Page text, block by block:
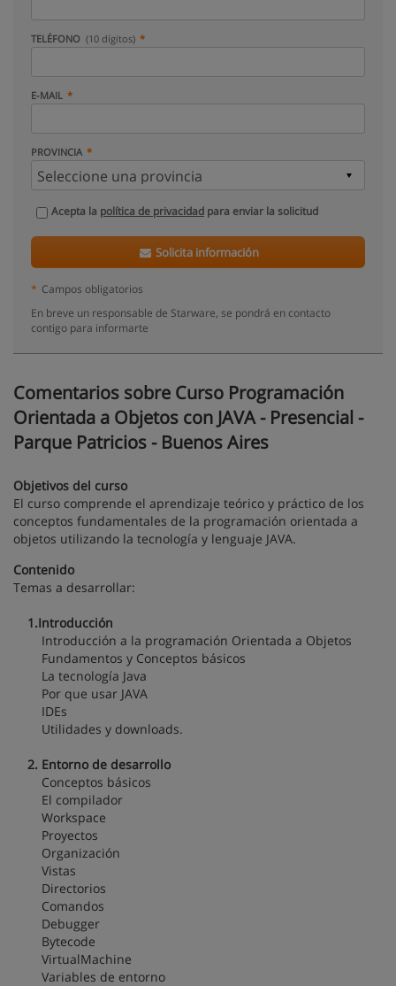
TELÉFONO (10 dígitos)
E-MAIL
PROVINCIA
Acepta la política de privacidad para enviar la solicitud
Solicita información
* Campos obligatorios
En breve un responsable de Starware, se pondrá en contacto
contigo para informarte
Comentarios sobre Curso Programación
Orientada a Objetos con JAVA - Presencial -
Parque Patricios - Buenos Aires
Objetivos del curso
El curso comprende el aprendizaje teórico y práctico de los
conceptos fundamentales de la programación orientada a
objetos utilizando la tecnología y lenguaje JAVA.
Contenido
Temas a desarrollar:
1.Introducción
Introducción a la programación Orientada a Objetos
Fundamentos y Conceptos básicos
La tecnología Java
Por que usar JAVA
IDEs
Utilidades y downloads.
2. Entorno de desarrollo
Conceptos básicos
El compilador
Workspace
Proyectos
Organización
Vistas
Directorios
Comandos
Debugger
Bytecode
VirtualMachine
Variables de entorno